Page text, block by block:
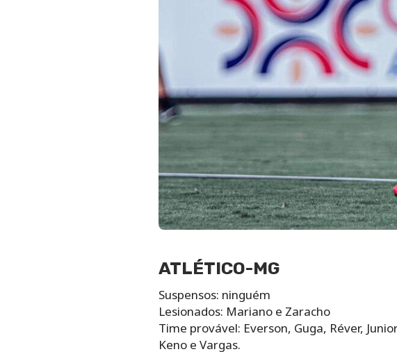
ATLÉTICO-MG
Suspensos: ninguém
Lesionados: Mariano e Zaracho
Time provável: Everson, Guga, Réver,
Keno e Vargas.